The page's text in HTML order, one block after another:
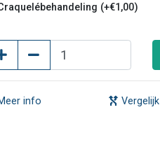
(+€1,00)
info Vergelijk